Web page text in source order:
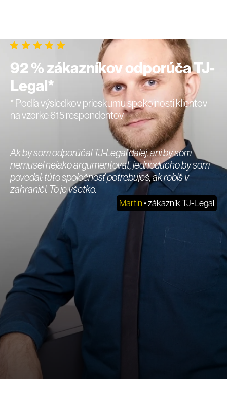
92 % zákazníkov odporúča TJ-
Legal*
* Podľa výsledkov prieskumu spokojnosti klientov
na vzorke 615 respondentov
Ak by som odporúčal TJ-Legal ďalej, ani by som
nemusel nejako argumentovať, jednoducho by som
povedal: túto spoločnosť potrebuješ, ak robíš v
zahraničí. To je všetko.
Martin• zákazník TJ-Legal